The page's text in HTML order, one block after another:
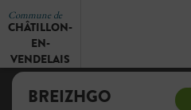
Commune de
CHÂTILLON-
EN-
VENDELAIS
BREIZHGO